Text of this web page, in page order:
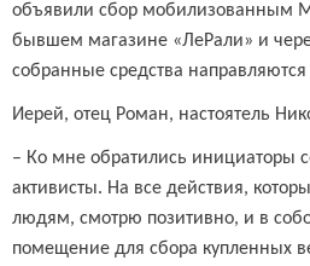
объявили сбор мобилизованным
бывшем магазине «ЛеРали» и
собранные средства
Иерей, отец Роман, настоятель
– Ко мне обратились инициаторы
активисты. На все действия,
людям, смотрю позитивно, и в
помещение для сбора купленных